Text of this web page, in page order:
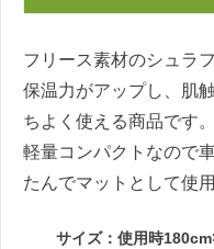
フリース素材のシュラ
保温力がアップし、肌
ちよく使える商品です。
軽量コンパクトなので
たんでマットとして使
サイズ：使用時